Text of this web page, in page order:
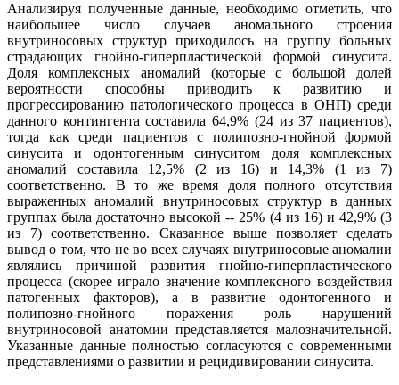
Анализируя полученные данные, необходимо отметить, что
наибольшее число случаев аномального строения
внутриносовых структур приходилось на группу больных
страдающих гнойно-гиперпластической формой синусита.
Доля комплексных аномалий (которые с большой долей
вероятности способны приводить к развитию и
прогрессированию патологического процесса в ОНП) среди
данного контингента составила 64,9% (24 из 37 пациентов),
тогда как среди пациентов с полипозно-гнойной формой
синусита и одонтогенным синуситом доля комплексных
аномалий составила 12,5% (2 из 16) и 14,3% (1 из 7)
соответственно. В то же время доля полного отсутствия
выраженных аномалий внутриносовых структур в данных
группах была достаточно высокой -- 25% (4 из 16) и 42,9% (3
из 7) соответственно. Сказанное выше позволяет сделать
вывод о том, что не во всех случаях внутриносовые аномалии
являлись причиной развития гнойно-гиперпластического
процесса (скорее играло значение комплексного воздействия
патогенных факторов), а в развитие одонтогенного и
полипозно-гнойного поражения роль нарушений
внутриносовой анатомии представляется малозначительной.
Указанные данные полностью согласуются с современными
представлениями о развитии и рецидивировании синусита.